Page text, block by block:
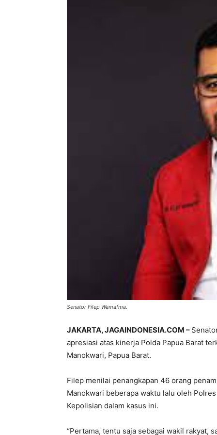
Senator Filep Wamafma.
JAKARTA, JAGAINDONESIA.COM –
apresiasi atas kinerja Polda Papua Barat
Manokwari, Papua Barat.
Filep menilai penangkapan 46 orang
Manokwari beberapa waktu lalu oleh
Kepolisian dalam kasus ini.
“Pertama, tentu saja sebagai wakil rakyat,